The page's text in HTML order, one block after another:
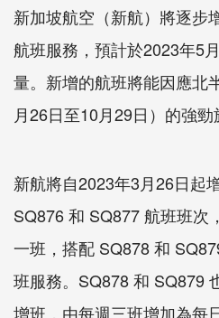
新加坡航空（新航）將逐步
航班服務，預計於2023年5
量。新增的航班將能因應北
月26日至10月29日）的強勁
新航將自2023年3月26日起
SQ876 和 SQ877 航班班次
一班，搭配 SQ878 和
班服務。SQ878 和 SQ879
增班，由每週三班增加為每